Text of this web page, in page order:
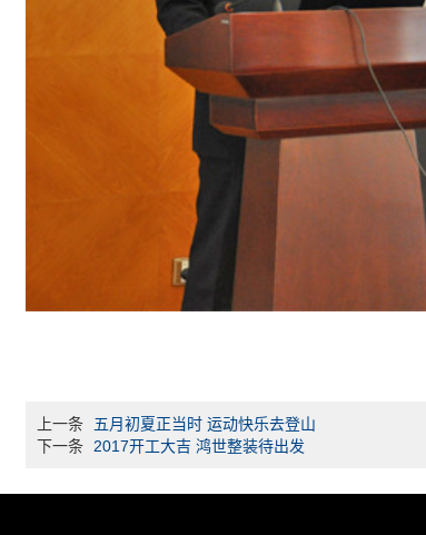
上一条
五月初夏正当时 运动快乐去登山
下一条
2017开工大吉 鸿世整装待出发